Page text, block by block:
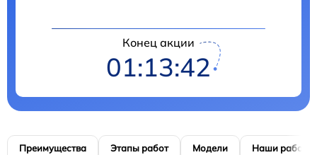
Конец акции
01:13:41
Преимущества Этапы работ Модели Наши работы